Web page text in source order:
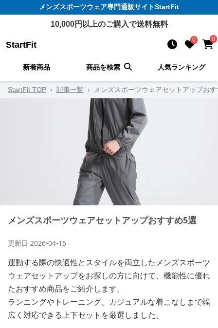
メンズスポーツウェア専門通販サイトStartFit
10,000円以上のご購入で送料無料
StartFit 0 0
新着商品 商品を検索 人気ランキング
StartFit TOP › 記事一覧 › メンズスポーツウェアセットアップお
メンズスポーツウェアセットアップおすすめ5選
更新日 2026-04-15
運動する際の快適性とスタイルを両立したメンズスポーツ
ウェアセットアップをお探しの方に向けて、機能性に優れ
たおすすめ商品をご紹介します。
ランニングやトレーニング、カジュアルな着こなしまで幅
広く対応できる上下セットを厳選しました。